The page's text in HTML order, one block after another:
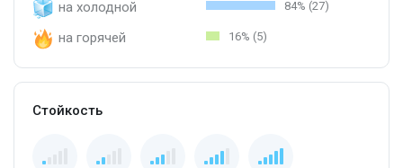
на холодной 84% (27)
на горячей 16% (5)
Стойкость